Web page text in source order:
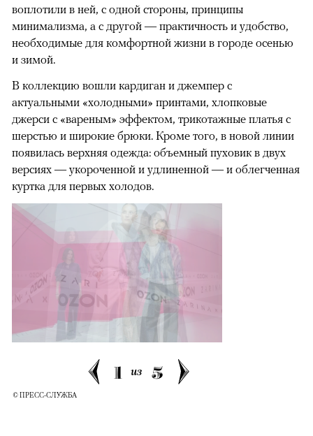
воплотили в ней, с одной стороны, принципы
минимализма, а с другой — практичность и удобство,
необходимые для комфортной жизни в городе осенью
и зимой.
В коллекцию вошли кардиган и джемпер с
актуальными «холодными» принтами, хлопковые
джерси с «вареным» эффектом, трикотажные платья с
шерстью и широкие брюки. Кроме того, в новой линии
появилась верхняя одежда: объемный пуховик в двух
версиях — укороченной и удлиненной — и облегченная
куртка для первых холодов.
1 из 5
© ПРЕСС-СЛУЖБА